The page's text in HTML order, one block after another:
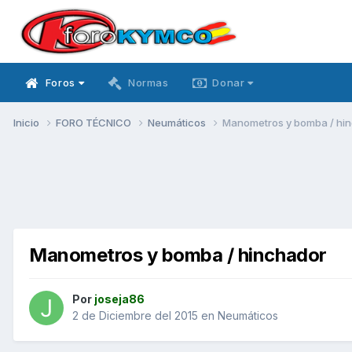
Foros Normas Donar
Inicio FORO TÉCNICO Neumáticos Manometros y bomba /
Manometros y bomba / hinchador
Por joseja86
2 de Diciembre del 2015 en Neumáticos